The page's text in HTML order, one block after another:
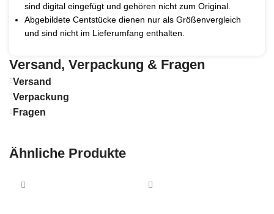
sind digital eingefügt und gehören nicht zum Original.
Abgebildete Centstücke dienen nur als Größenvergleich
und sind nicht im Lieferumfang enthalten.
Versand, Verpackung & Fragen
Versand
Verpackung
Fragen
Ähnliche Produkte